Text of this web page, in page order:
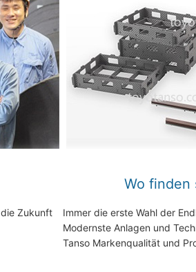
Zukunft
Wo finden
Immer die erste Wahl der
Modernste Anlagen und
Tanso Markenqualität und